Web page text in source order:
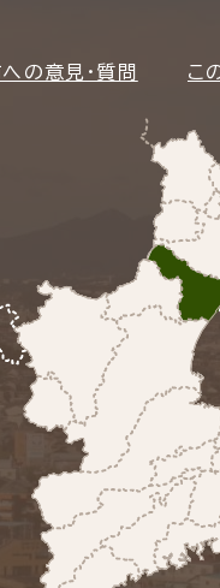
の意見・質問 こ